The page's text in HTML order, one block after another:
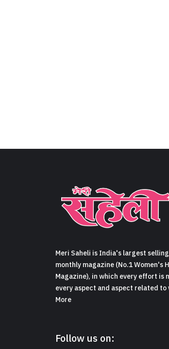
Meri Saheli is India's largest
monthly magazine (No.1 Women's
Magazine), in which every effort is
every aspect and aspect related to
More
Follow us on: